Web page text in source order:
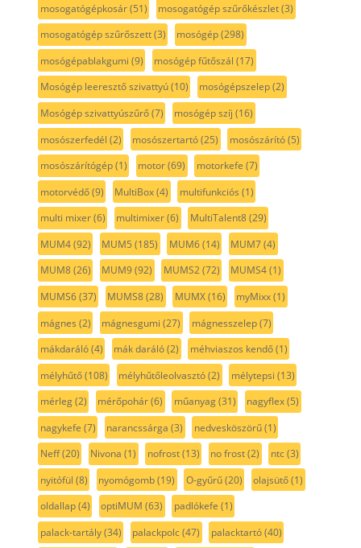
mosogatógépkosár(51) mosogatógép szűrőkészlet(3)
mosogatógép szűrőszett(3) mosógép(298)
mosógépablakgumi (9) mosógép fűtőszál (17)
Mosógép leeresztő szivattyú(10) mosógépszelep(2)
Mosógép szivattyúszűrő(7) mosógép szíj (16)
mosószerfedél (2) mosószertartó(25) mosószárító(5)
mosószárítógép(1) motor(69) motorkefe (7)
motorvédő(9) MultiBox(4) multifunkciós (1)
multi mixer(6) multimixer(6) MultiTalent8(29)
MUM4(92) MUM5 (185) MUM6(14) MUM7(4)
MUM8(26) MUM9(92) MUMS2(72) MUMS4(1)
MUMS6(37) MUMS8(28) MUMX(16) myMixx(1)
mágnes (2) mágnesgumi (27) mágnesszelep(7)
mákdaráló(4) mák daráló(2) méhviaszos kendő(1)
mélyhűtő(108) mélyhűtőleolvasztó(2) mélytepsi (13)
mérleg(2) mérőpohár(6) műanyag(31) nagyflex(5)
nagykefe (7) narancssárga (3) nedvesköszörű(1)
Neff(20) Nivona (1) nofrost(13) no frost(2) ntc(3)
nyitófül (8) nyomógomb(19) O-gyűrű(20) olajsütő(1)
oldallap(4) optiMUM (63) padlókefe (1)
palack-tartály(34) palackpolc(47) palacktartó(40)